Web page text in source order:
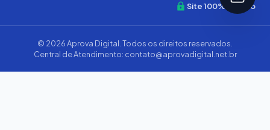
Site 100% Seguro
© 2026Aprova Digital . Todos os direitos reservados.
Central de Atendimento: contato@aprovadigital.net.br